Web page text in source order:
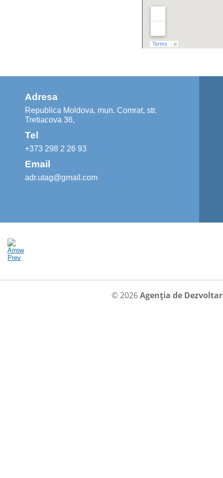
Adresa
Republica Moldova, mun. Comrat, str.
Tretiacova 36,
Tel
+373 298 2 26 93
Email
adr.utag@gmail.com
© 2026Agenția de